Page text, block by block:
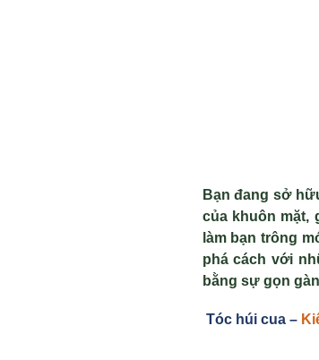
Bạn đang sở
của khuôn mặt,
làm bạn trông
phá cách với
bằng sự gọn
Tóc húi cua –